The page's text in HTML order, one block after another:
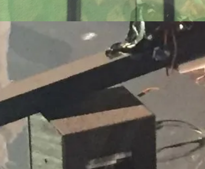
weiterlesen...